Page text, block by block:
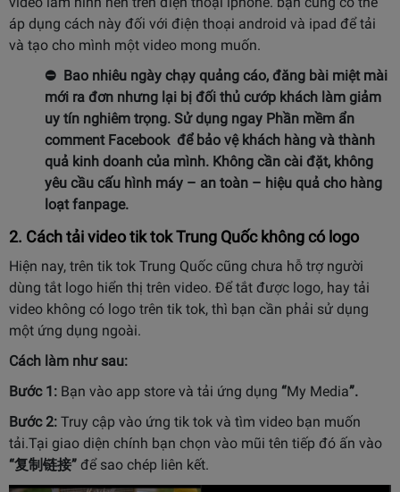
áp dụng cách này đối với điện thoại android và ipad để tải
và tạo cho mình một video mong muốn.
⛔️ Bao nhiêu ngày chạy quảng cáo, đăng bài miệt mài
mới ra đơn nhưng lại bị đối thủ cướp khách làm giảm
uy tín nghiêm trọng. Sử dụng ngay Phần mềm ẩn
comment Facebookđể bảo vệ khách hàng và thành
quả kinh doanh của mình. Không cần cài đặt, không
yêu cầu cấu hình máy – an toàn – hiệu quả cho hàng
loạt fanpage.
2. Cách tải video tik tok Trung Quốc không có logo
Hiện nay, trên tik tok Trung Quốc cũng chưa hỗ trợ người
dùng tắt logo hiển thị trên video. Để tắt được logo, hay tải
video không có logo trên tik tok, thì bạn cần phải sử dụng
một ứng dụng ngoài.
Cách làm như sau:
Bước 1: Bạn vào app store và tải ứng dụng “My Media”.
Bước 2: Truy cập vào ứng tik tok và tìm video bạn muốn
tải.Tại giao diện chính bạn chọn vào mũi tên tiếp đó ấn vào
“复制链接” để sao chép liên kết.